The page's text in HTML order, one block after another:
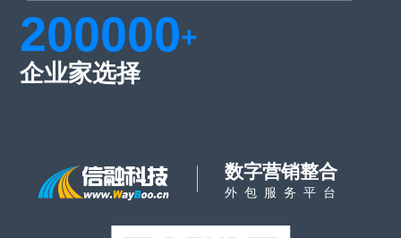
200000+
企业家选择
数字营销整合
外包服务平台